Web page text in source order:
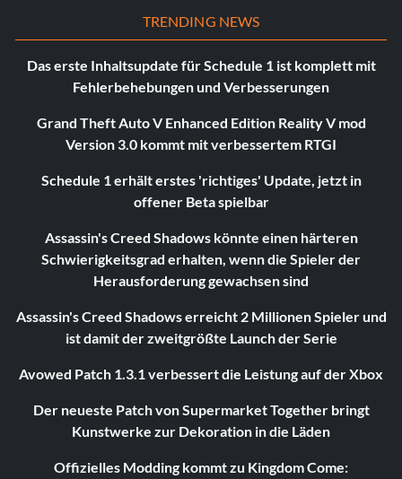
TRENDING NEWS
Das erste Inhaltsupdate für Schedule 1 ist komplett mit
Fehlerbehebungen und Verbesserungen
Grand Theft Auto V Enhanced Edition Reality V mod
Version 3.0 kommt mit verbessertem RTGI
Schedule 1 erhält erstes 'richtiges' Update, jetzt in
offener Beta spielbar
Assassin's Creed Shadows könnte einen härteren
Schwierigkeitsgrad erhalten, wenn die Spieler der
Herausforderung gewachsen sind
Assassin's Creed Shadows erreicht 2 Millionen Spieler und
ist damit der zweitgrößte Launch der Serie
Avowed Patch 1.3.1 verbessert die Leistung auf der Xbox
Der neueste Patch von Supermarket Together bringt
Kunstwerke zur Dekoration in die Läden
Offizielles Modding kommt zu Kingdom Come: